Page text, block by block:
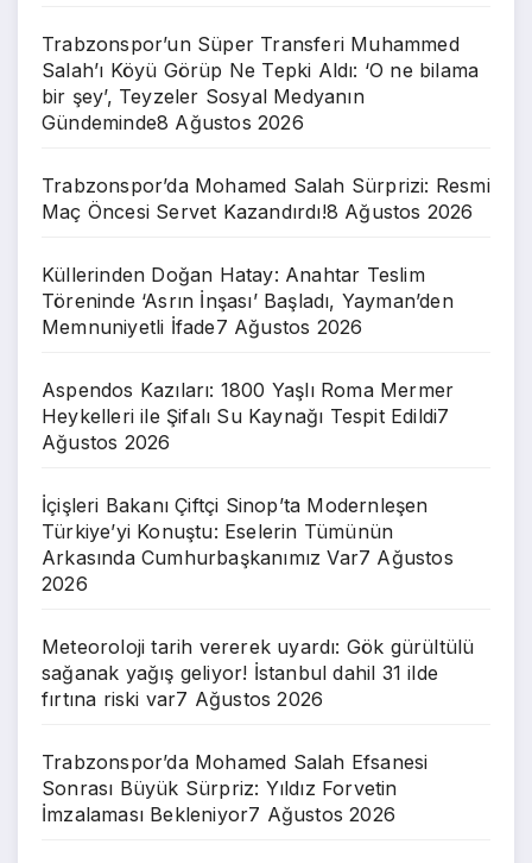
Trabzonspor’un Süper Transferi Muhammed
Salah’ı Köyü Görüp Ne Tepki Aldı: ‘O ne bilama
bir şey’, Teyzeler Sosyal Medyanın
Gündeminde8 Ağustos 2026
Trabzonspor’da Mohamed Salah Sürprizi: Resmi
Maç Öncesi Servet Kazandırdı!8 Ağustos 2026
Küllerinden Doğan Hatay: Anahtar Teslim
Töreninde ‘Asrın İnşası’ Başladı, Yayman’den
Memnuniyetli İfade7 Ağustos 2026
Aspendos Kazıları: 1800 Yaşlı Roma Mermer
Heykelleri ile Şifalı Su Kaynağı Tespit Edildi7
Ağustos 2026
İçişleri Bakanı Çiftçi Sinop’ta Modernleşen
Türkiye’yi Konuştu: Eselerin Tümünün
Arkasında Cumhurbaşkanımız Var7 Ağustos
2026
Meteoroloji tarih vererek uyardı: Gök gürültülü
sağanak yağış geliyor! İstanbul dahil 31 ilde
fırtına riski var7 Ağustos 2026
Trabzonspor’da Mohamed Salah Efsanesi
Sonrası Büyük Sürpriz: Yıldız Forvetin
İmzalaması Bekleniyor7 Ağustos 2026